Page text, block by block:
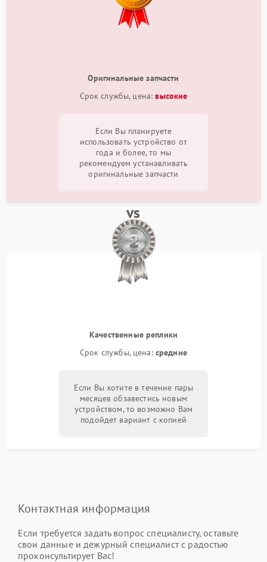
Оригинальные запчасти
Срок службы, цена:высокие
Если Вы планируете
использовать устройство от
года и более, то мы
рекомендуем устанавливать
оригинальные запчасти
vs
Качественные реплики
Срок службы, цена: средние
Если Вы хотите в течение пары
месяцев обзавестись новым
устройством, то возможно Вам
подойдет вариант с копией
Контактная информация
Если требуется задать вопрос специалисту, оставьте
свои данные и дежурный специалист с радостью
проконсультирует Вас!